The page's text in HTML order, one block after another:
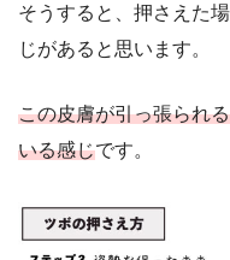
そうすると、押さえた
じがあると思います。
この皮膚が引っ張られ
いる感じです。